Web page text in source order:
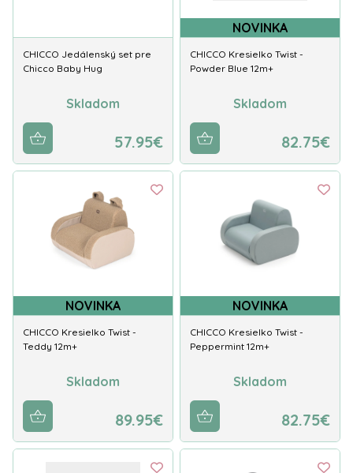
CHICCO Jedálenský set pre
Chicco Baby Hug
Skladom
57.95€
NOVINKA
CHICCO Kresielko Twist -
Powder Blue 12m+
Skladom
82.75€
NOVINKA
CHICCO Kresielko Twist -
Teddy 12m+
Skladom
89.95€
NOVINKA
CHICCO Kresielko Twist -
Peppermint 12m+
Skladom
82.75€